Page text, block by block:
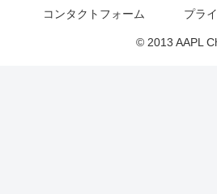
コンタクトフォーム
プラ
© 2013 AAPL